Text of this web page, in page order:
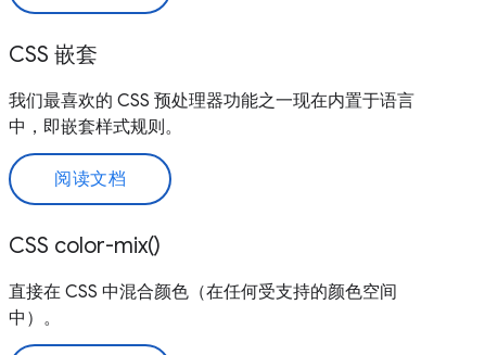
CSS 嵌套
我们最喜欢的 CSS 预处理器功能之一现在内置于语言
中，即嵌套样式规则。
阅读文档
CSS color-mix()
直接在 CSS 中混合颜色（在任何受支持的颜色空间
中）。